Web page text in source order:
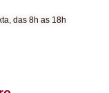
das 8h as 18h